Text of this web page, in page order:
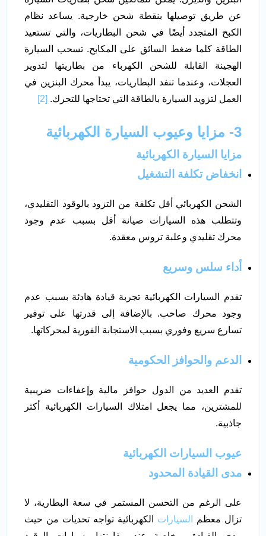
عن طريق توصيلها بنقطة شحن خارجية. يساعد نظام
الكبح المتجدد أيضًا في شحن البطاريات، والتي تستعيد
الطاقة كلما ضغط السائق على المكابح. تسحب السيارة
الهجينة القابلة للشحن الكهرباء من بطاريتها لتدوير
العجلات، وعندما تنفد البطاريات، يبدأ محرك البنزين في
العمل لتزويد السيارة بالطاقة التي تحتاجها للتحرك. [2]
3- مزايا وعيوب السيارة الكهربائية
مزايا السيارة الكهربائية
انخفاض تكلفة التشغيل
الشحن الكهربائي أقل تكلفة من التزود بالوقود التقليدي،
وتتطلب هذه السيارات صيانة أقل بسبب عدم وجود
محرك تقليدي وعلبة تروس معقدة.
أداء سلس وسريع
تقدم السيارات الكهربائية تجربة قيادة هادئة بسبب عدم
وجود محرك صاخب. بالإضافة إلى قدرتها على توفير
تسارع سريع وفوري بسبب الاستجابة الفورية لمحركاتها.
الدعم والحوافز الحكومية
تقدم العديد من الدول حوافز مالية وإعفاءات ضريبية
للمشترين، مما يجعل امتلاك السيارات الكهربائية أكثر
جاذبية.
عيوب السيارات الكهربائية
مدى القيادة المحدود
على الرغم من التحسن المستمر في سعة البطارية، لا
تزال معظم
السيارات الكهربائية تواجه تحديات من حيث